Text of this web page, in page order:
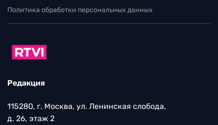
Политика обработки персональных данных
Редакция
115280, г. Москва, ул. Ленинская слобода,
д. 26, этаж 2